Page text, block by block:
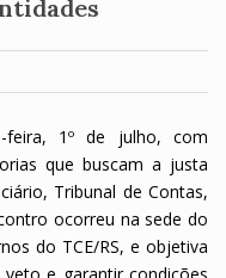
feira, 1º de julho, com
que buscam a justa
Tribunal de Contas,
ocorreu na sede do
do TCE/RS, e objetiva
e garantir condições